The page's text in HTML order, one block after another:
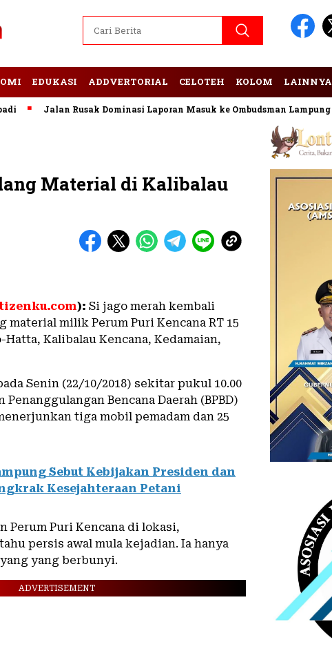
EDUKASI ADDVERTORIAL CELOTEH KOLOM LAINNYA
Jalan Rusak Dominasi Laporan Masuk ke Ombudsman Lampung
Material di Kalibalau
): Si jago merah kembali
material milik Perum Puri Kencana RT 15
Kalibalau Kencana, Kedamaian,
Senin (22/10/2018) sekitar pukul 10.00
Penanggulangan Bencana Daerah (BPBD)
tiga mobil pemadam dan 25
Sebut Kebijakan Presiden dan
Kesejahteraan Petani
Perum Puri Kencana di lokasi,
persis awal mula kejadian. Ia hanya
yang berbunyi.
ADVERTISEMENT